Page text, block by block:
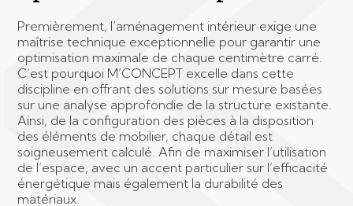
Premièrement, l’aménagement intérieur exige une
maîtrise technique exceptionnelle pour garantir une
optimisation maximale de chaque centimètre carré.
C’est pourquoi M’CONCEPT excelle dans cette
discipline en offrant des solutions sur mesure basées
sur une analyse approfondie de la structure existante.
Ainsi, de la configuration des pièces à la disposition
des éléments de mobilier, chaque détail est
soigneusement calculé. Afin de maximiser l’utilisation
de l’espace, avec un accent particulier sur l’efficacité
énergétique mais également la durabilité des
matériaux.